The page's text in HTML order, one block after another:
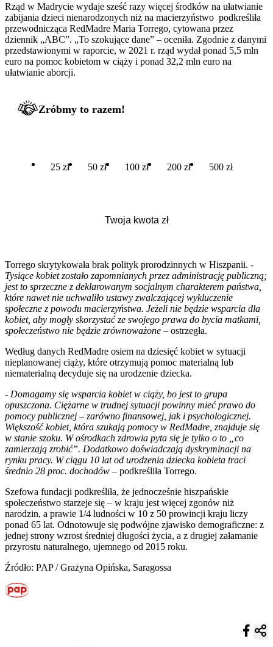
Rząd w Madrycie wydaje sześć razy więcej środków na ułatwianie
zabijania dzieci nienarodzonych niż na macierzyństwo podkreśliła
przewodnicząca RedMadre Maria Torrego, cytowana przez
dziennik „ABC”. „To szokujące dane” – oceniła. Zgodnie z danymi
przedstawionymi w raporcie, w 2021 r. rząd wydał ponad 5,5 mln
euro na pomoc kobietom w ciąży i ponad 32,2 mln euro na
ułatwianie aborcji.
Zróbmy to razem!
25 zł 50 zł 100 zł 200 zł 500 zł
Torrego skrytykowała brak polityk prorodzinnych w Hiszpanii. -
Tysiące kobiet zostało zapomnianych przez administrację publiczną;
jest to sprzeczne z deklarowanym socjalnym charakterem państwa,
które nawet nie uchwaliło ustawy zwalczającej wykluczenie
społeczne z powodu macierzyństwa. Jeżeli nie będzie wsparcia dla
kobiet, aby mogły skorzystać ze swojego prawa do bycia matkami,
społeczeństwo nie będzie zrównoważone – ostrzegła.
Według danych RedMadre osiem na dziesięć kobiet w sytuacji
nieplanowanej ciąży, które otrzymują pomoc materialną lub
niematerialną decyduje się na urodzenie dziecka.
- Domagamy się wsparcia kobiet w ciąży, bo jest to grupa
opuszczona. Ciężarne w trudnej sytuacji powinny mieć prawo do
pomocy publicznej – zarówno finansowej, jak i psychologicznej.
Większość kobiet, która szukają pomocy w RedMadre, znajduje się
w stanie szoku. W ośrodkach zdrowia pyta się je tylko o to „co
zamierzają zrobić”. Dodatkowo doświadczają dyskryminacji na
rynku pracy. W ciągu 10 lat od urodzenia dziecka kobieta traci
średnio 28 proc. dochodów – podkreśliła Torrego.
Szefowa fundacji podkreśliła, że jednocześnie hiszpańskie
społeczeństwo starzeje się – w kraju jest więcej zgonów niż
narodzin, a prawie 1/4 ludności w 10 z 50 prowincji kraju liczy
ponad 65 lat. Odnotowuje się podwójne zjawisko demograficzne: z
jednej strony wzrost średniej długości życia, a z drugiej załamanie
przyrostu naturalnego, ujemnego od 2015 roku.
Źródło: PAP / Grażyna Opińska, Saragossa